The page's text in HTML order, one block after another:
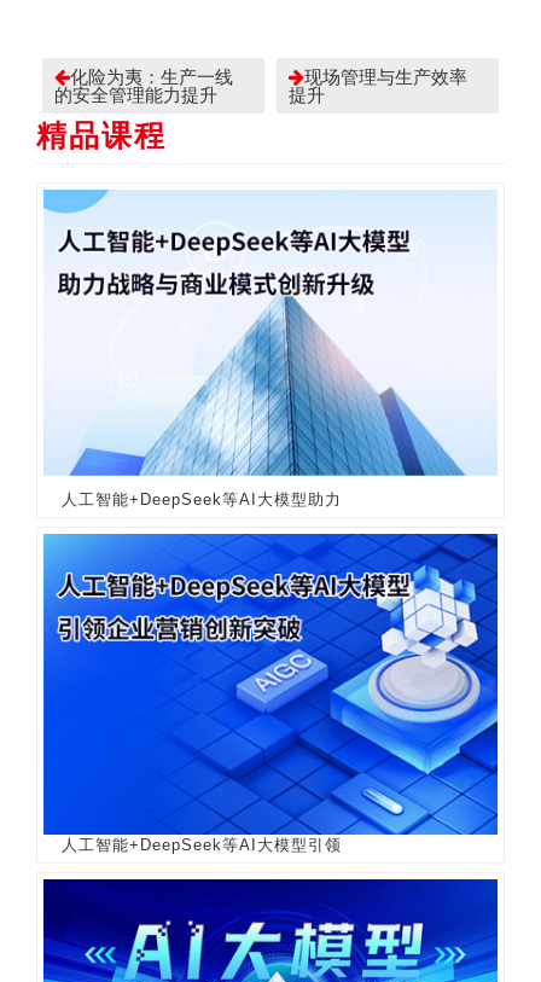
化险为夷：生产一线
的安全管理能力提升
现场管理与生产效率
提升
精品课程
人工智能+DeepSeek等AI大模型助力
人工智能+DeepSeek等AI大模型引领